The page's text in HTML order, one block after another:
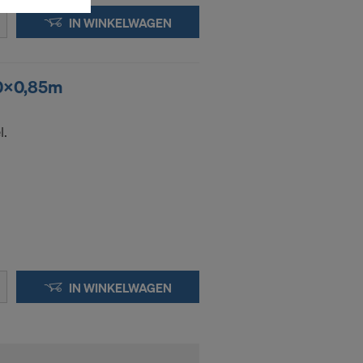
IN WINKELWAGEN
IN WINKELWAGEN
Justitie
overdracht
dat de VS
hebt.